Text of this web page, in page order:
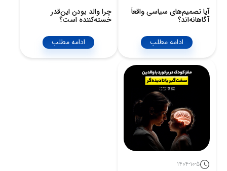
آیا تصمیم‌های سیاسی واقعاً
آگاهانه‌اند؟
ادامه مطلب
چرا والد بودن این‌قدر
خسته‌کننده است؟
ادامه مطلب
1404-10-5